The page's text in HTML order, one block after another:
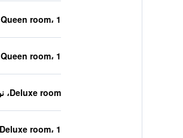
Queen room، 1 سرير كوين
Queen room، 1 سرير كوين
Deluxe room، نوع السرير غير معروف
Deluxe room، 1 سرير كينغ